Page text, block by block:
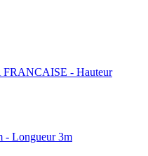
- Hauteur
Longueur 3m